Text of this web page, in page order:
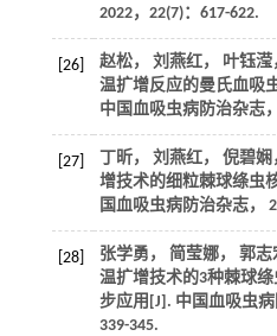
2022， 22(7)：617-622.
[26]
赵松， 刘燕红， 叶钰
温扩增反应的曼氏血吸
中国血吸虫病防治杂志，
[27]
丁昕， 刘燕红， 倪碧
增技术的细粒棘球绦虫
国血吸虫病防治杂志，
[28]
张学勇， 简莹娜， 郭
温扩增技术的3种棘球
步应用[J]. 中国血吸虫
339-345.